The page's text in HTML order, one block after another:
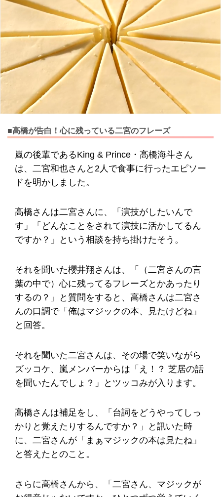
■高橋が告白！心に残っている二宮のフレーズ
嵐の後輩であるKing & Prince・高橋海斗さん
は、二宮和也さんと2人で食事に行ったエピソー
ドを明かしました。
高橋さんは二宮さんに、「演技がしたいんで
す」「どんなことをされて演技に活かしてるん
ですか？」という相談を持ち掛けたそう。
それを聞いた櫻井翔さんは、「（二宮さんの言
葉の中で）心に残ってるフレーズとかあったり
するの？」と質問をすると、高橋さんは二宮さ
んの口調で「俺はマジックの本、見たけどね」
と回答。
それを聞いた二宮さんは、その場で笑いながら
ズッコケ、嵐メンバーからは「え！？ 芝居の話
を聞いたんでしょ？」とツッコみが入ります。
高橋さんは補足をし、「台詞をどうやってしっ
かりと覚えたりするんですか？」と訊いた時
に、二宮さんが「まぁマジックの本は見たね」
と答えたとのこと。
さらに高橋さんから、「二宮さん、マジックが